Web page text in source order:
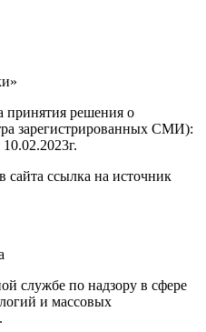
принятия решения о
зарегистрированных СМИ):
сайта ссылка на источник
службе по надзору в сфере
и массовых